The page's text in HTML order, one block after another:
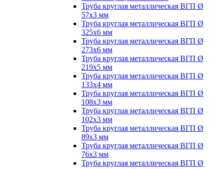
Труба круглая металлическая ВГП Ø
57х3 мм
Труба круглая металлическая ВГП Ø
325х6 мм
Труба круглая металлическая ВГП Ø
273х6 мм
Труба круглая металлическая ВГП Ø
219х5 мм
Труба круглая металлическая ВГП Ø
133х4 мм
Труба круглая металлическая ВГП Ø
108х3 мм
Труба круглая металлическая ВГП Ø
102х3 мм
Труба круглая металлическая ВГП Ø
89х3 мм
Труба круглая металлическая ВГП Ø
76х3 мм
Труба круглая металлическая ВГП Ø